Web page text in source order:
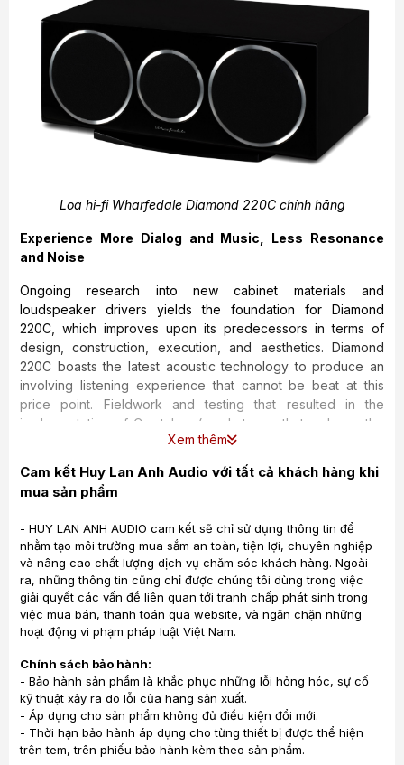
Loa hi-fi Wharfedale Diamond 220C chính hãng
Experience More Dialog and Music, Less Resonance
and Noise
Ongoing research into new cabinet materials and
loudspeaker drivers yields the foundation for Diamond
220C, which improves upon its predecessors in terms of
design, construction, execution, and aesthetics. Diamond
220C boasts the latest acoustic technology to produce an
involving listening experience that cannot be beat at this
price point. Fieldwork and testing that resulted in the
implementation of Crystalam (a substance that reduces the
audibility of panel resonance and the ‘cabinet hear-through'
that causes distinct coloration) in Wharfedale's flagship Jade
Series has now been applied to the far less-expensive
Diamond 220C. In Diamond 220C, a simpler combination of
particleboard and MDF supplies similar reductions in
coloration, damps annoying high-frequency resonances,
and blocks internal sound leakage.
Slot-Loaded Distributed Port, Fine-Tuned Crossover
Derived from the Jade Series' Aperiodic bass-loading
system, and allowing for a greater freedom of speaker
positioning, a slot-loaded distributed port created by the
plinth exits the base of the speaker cabinet. This trait
equalizes the air pressure to mimic the pressure inside the
cabinet, permitting a smooth transition between the pressure
variation in the cabinet and low-frequency sound developed
in the room. Consequently, the energy transfer is increased,
Xem thêm
Cam kết Huy Lan Anh Audio với tất cả khách hàng khi
mua sản phẩm
- HUY LAN ANH AUDIO cam kết sẽ chỉ sử dụng thông tin để
nhằm tạo môi trường mua sắm an toàn, tiện lợi, chuyên nghiệp
và nâng cao chất lượng dịch vụ chăm sóc khách hàng. Ngoài
ra, những thông tin cũng chỉ được chúng tôi dùng trong việc
giải quyết các vấn đề liên quan tới tranh chấp phát sinh trong
việc mua bán, thanh toán qua website, và ngăn chặn những
hoạt động vi phạm pháp luật Việt Nam.
Chính sách bảo hành:
- Bảo hành sản phẩm là khắc phục những lỗi hỏng hóc, sự cố
kỹ thuật xảy ra do lỗi của hãng sản xuất.
- Áp dụng cho sản phẩm không đủ điều kiện đổi mới.
- Thời hạn bảo hành áp dụng cho từng thiết bị được thể hiện
trên tem, trên phiếu bảo hành kèm theo sản phẩm.